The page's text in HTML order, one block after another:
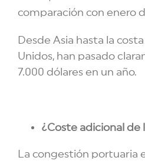
comparación con enero
Desde Asia hasta la
Unidos, han pasado
7.000 dólares en un año.
¿Coste adicional de
La congestión portuaria